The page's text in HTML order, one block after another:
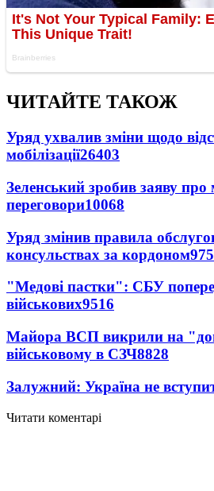
ЧИТАЙТЕ ТАКОЖ
Уряд ухвалив зміни щодо
мобілізації26403
Зеленський зробив заяву про
переговори10068
Уряд змінив правила
консульствах за кордоном
"Медові пастки": СБУ
військових9516
Майора ВСП викрили на
військовому в СЗЧ8828
Залужний: Україна не
Читати коментарі